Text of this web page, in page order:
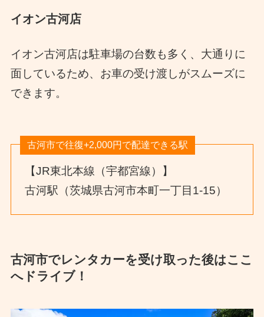
イオン古河店
イオン古河店は駐車場の台数も多く、大通りに
面しているため、お車の受け渡しがスムーズに
できます。
古河市で往復+2,000円で配達できる駅
【JR東北本線（宇都宮線）】
古河駅（茨城県古河市本町一丁目1-15）
古河市でレンタカーを受け取った後はここ
へドライブ！